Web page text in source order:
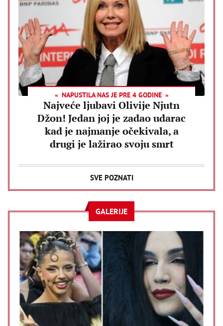
NAPUSTILA NAS JE PRE 4 GODINE
Najveće ljubavi Olivije Njutn
Džon! Jedan joj je zadao udarac
kad je najmanje očekivala, a
drugi je lažirao svoju smrt
SVE POZNATI
GALERIJE